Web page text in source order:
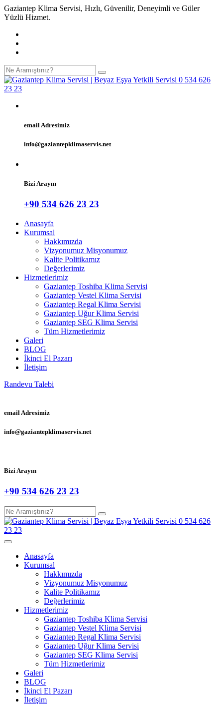
Gaziantep Klima Servisi, Hızlı, Güvenilir, Deneyimli ve Güler
Yüzlü Hizmet.
email Adresimiz
info@gaziantepklimaservis.net
Bizi Arayın
+90 534 626 23 23
Anasayfa
Kurumsal
Hakkımızda
Vizyonumuz Misyonumuz
Kalite Politikamız
Değerlerimiz
Hizmetlerimiz
Gaziantep Toshiba Klima Servisi
Gaziantep Vestel Klima Servisi
Gaziantep Regal Klima Servisi
Gaziantep Uğur Klima Servisi
Gaziantep SEG Klima Servisi
Tüm Hizmetlerimiz
Galeri
BLOG
İkinci El Pazarı
İletişim
Randevu Talebi
email Adresimiz
info@gaziantepklimaservis.net
Bizi Arayın
+90 534 626 23 23
Anasayfa
Kurumsal
Hakkımızda
Vizyonumuz Misyonumuz
Kalite Politikamız
Değerlerimiz
Hizmetlerimiz
Gaziantep Toshiba Klima Servisi
Gaziantep Vestel Klima Servisi
Gaziantep Regal Klima Servisi
Gaziantep Uğur Klima Servisi
Gaziantep SEG Klima Servisi
Tüm Hizmetlerimiz
Galeri
BLOG
İkinci El Pazarı
İletişim